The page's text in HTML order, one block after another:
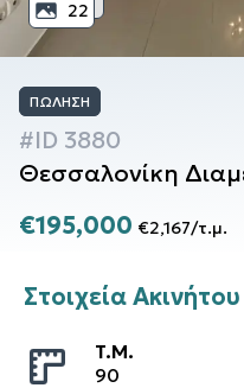
22
ΠΏΛΗΣΗ
#ID 3880
Θεσσαλονίκη
€195,000 €2,167/τ.μ.
Στοιχεία Ακινήτου
T.M.
90